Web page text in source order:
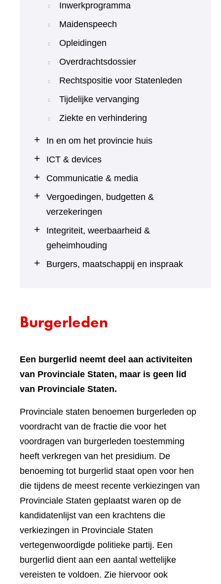
Inwerkprogramma
Maidenspeech
Opleidingen
Overdrachtsdossier
Rechtspositie voor Statenleden
Tijdelijke vervanging
Ziekte en verhindering
In en om het provincie huis
ICT & devices
Communicatie & media
Vergoedingen, budgetten &
verzekeringen
Integriteit, weerbaarheid &
geheimhouding
Burgers, maatschappij en inspraak
Burgerleden
Een burgerlid neemt deel aan activiteiten
van Provinciale Staten, maar is geen lid
van Provinciale Staten.
Provinciale staten benoemen burgerleden op
voordracht van de fractie die voor het
voordragen van burgerleden toestemming
heeft verkregen van het presidium. De
benoeming tot burgerlid staat open voor hen
die tijdens de meest recente verkiezingen van
Provinciale Staten geplaatst waren op de
kandidatenlijst van een krachtens die
verkiezingen in Provinciale Staten
vertegenwoordigde politieke partij. Een
burgerlid dient aan een aantal wettelijke
vereisten te voldoen. Zie hiervoor ook